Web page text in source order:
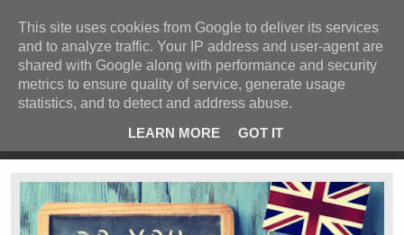
Ιερόσυλοι έκλεψαν τάματα από Ιερό Ναό στις Σέρρες
ΚΕΝΤΡΙΚΗ ΑΝΑ ΚΑΤΗΓΟΡΙΑ
ΕΙΔΗΣΕΙΣ ΑΝΑ ΠΕΡΙΟΧΗ
ΠΡΟΣΦΑΤΑ ΝΕΑ
Ν. ΣΕΡΡΩΝ Η ΓΗ ΜΑΣ
ΤΥΧΑΙΕΣ ΑΝΑΡΤΗΣΕΙΣ/ΑΡΘΡΑ
This site uses cookies from Google to deliver its services
and to analyze traffic. Your IP address and user-agent are
shared with Google along with performance and security
metrics to ensure quality of service, generate usage
statistics, and to detect and address abuse.
LEARN MORE
GOT IT